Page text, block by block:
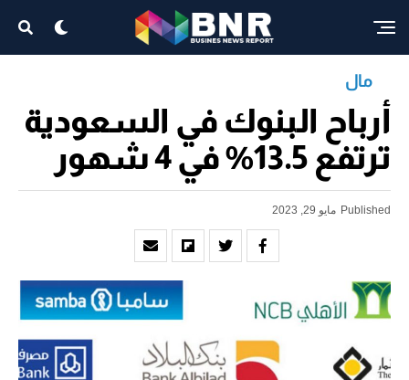
مال
أرباح البنوك في السعودية
ترتفع 13.5% في 4 شهور
Published مايو 29, 2023